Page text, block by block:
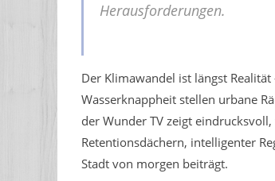
Herausforderungen.
Der Klimawandel ist längst
Wasserknappheit stellen urbane
der Wunder TV zeigt
Retentionsdächern, intelligenter
Stadt von morgen beiträgt.